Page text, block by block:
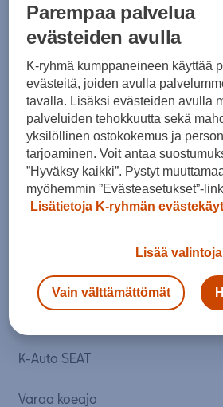
Leon Sportstourer
Nopean toimituksen autot
Sähköautot
CUPRA
Rakenna uusi SEAT
K-Auto SEAT
Varaa koeajo
Parempaa palvelua
evästeiden avulla
K-ryhmä kumppaneineen käyttää
evästeitä, joiden avulla
tavalla. Lisäksi evästeiden avulla
palveluiden tehokkuutta sekä
yksilöllinen ostokokemus ja
tarjoaminen. Voit antaa
”Hyväksy kaikki”. Pystyt
myöhemmin ”Evästeasetukset”-
Lisätietoja K-ryhmän
Lisää valintoja
Vain välttämättömät